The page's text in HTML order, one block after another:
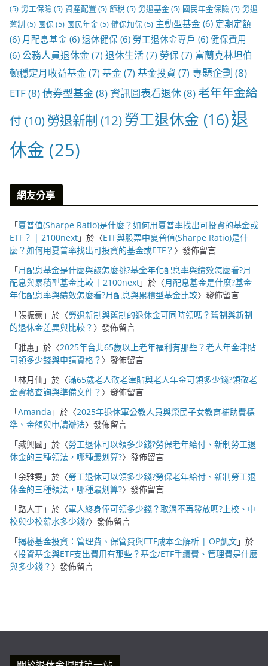
(5) 勞工保險 (5) 資產配置 (5) 節稅 (5) 勞退基金(5) 國民年金保險 (5) 勞退
舊制 (5) 國保(5) 國民年金(5) 健保加保(5) 主動型基金 (6) 定期定額
(6) 月配息基金 (6) 退休健保 (6) 勞工退休金專戶 (6) 健保費用
(6) 公務人員退休金(7) 退休生活(7) 勞保(7) 富蘭克林坦伯
頓穩定月收益基金(7) 基金(7) 基金投資 (7) 專題企劃 (8)
ETF(8)債券型基金(8)資訊圖表看退休(8)老年年金給
付 (10) 勞退新制 (12)勞工退休金 (16)退
休金 (25)
網友分享
「夏普值(Sharpe Ratio)是什麼？如何用夏普率找出可投資的基金或
ETF？ | 2100next」於〈ETF與股票中夏普值(Sharpe Ratio)是什
麼？如何用夏普率找出可投資的基金或ETF？ 〉發佈留言
「月配息基金是什麼與該怎麼挑?基金年化配息率與績效怎麼看?月
配息與累積型基金比較 | 2100next」於〈月配息基金是什麼?基金
年化配息率與績效怎麼看?月配息與累積型基金比較〉發佈留言
「張振豪」於〈勞退新制與舊制的退休金可同時領嗎？舊制與新制
的退休金差異與比較？ 〉發佈留言
「雅惠 」於〈2025年台北65歲以上老年福利有那些？老人年金津貼
可領多少錢與申請資格？ 〉發佈留言
「林月仙 」於〈滿65歲老人敬老津貼與老人年金可領多少錢?領敬老
金資格查詢與準備文件？ 〉發佈留言
「Amanda 」於〈2025年退休軍公教人員與榮民子女教育補助費標
準、金額與申請辦法〉發佈留言
「臧興國 」於〈勞工退休可以領多少錢?勞保老年給付、新制勞工退
休金的三種領法，哪種最划算?〉發佈留言
「余雅雯」於〈勞工退休可以領多少錢?勞保老年給付、新制勞工退
休金的三種領法，哪種最划算?〉發佈留言
「路人丁」於〈軍人終身俸可領多少錢？取消不再發放嗎?上校、中
校與少校薪水多少錢?〉發佈留言
「揭秘基金投資：管理費、保管費與ETF成本全解析 | OP凱文」於
〈投資基金與ETF支出費用有那些？基金/ETF手續費、管理費是什麼
與多少錢？ 〉發佈留言